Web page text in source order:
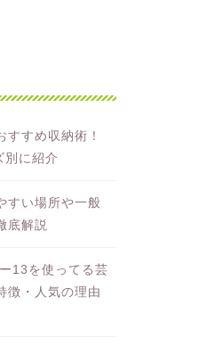
すすめ収納術！
別に紹介
すい場所や一般
底解説
13を使ってる芸
徴・人気の理由